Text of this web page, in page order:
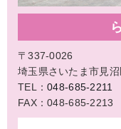
〒337-0026
埼玉県さいたま市見
TEL：048-685-2211
FAX：048-685-2213